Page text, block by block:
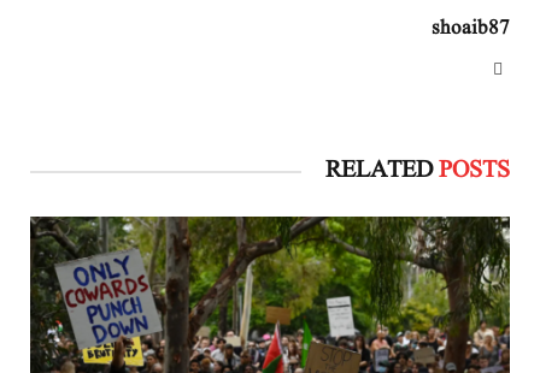
shoaib87
RELATEDPOSTS